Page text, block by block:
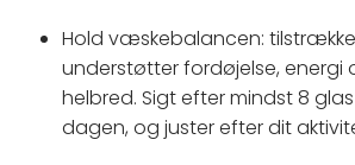
Hold væskebalancen:
understøtter fordøjelse, energi
helbred. Sigt efter mindst 8
dagen, og juster efter dit